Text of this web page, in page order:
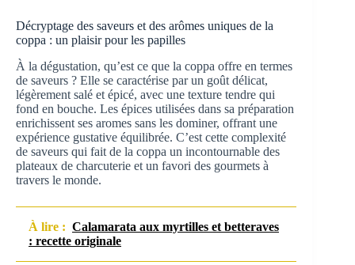
Décryptage des saveurs et des arômes uniques de la
coppa : un plaisir pour les papilles
À la dégustation, qu’est ce que la coppa offre en termes
de saveurs ? Elle se caractérise par un goût délicat,
légèrement salé et épicé, avec une texture tendre qui
fond en bouche. Les épices utilisées dans sa préparation
enrichissent ses aromes sans les dominer, offrant une
expérience gustative équilibrée. C’est cette complexité
de saveurs qui fait de la coppa un incontournable des
plateaux de charcuterie et un favori des gourmets à
travers le monde.
À lire : Calamarata aux myrtilles et betteraves
: recette originale